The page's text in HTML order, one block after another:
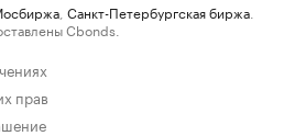
Санкт-Петербургская биржа
Cbonds.
прав